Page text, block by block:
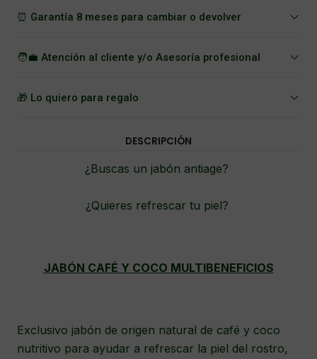
⏰ Garantía 8 meses para cambiar o devolver
🧑‍💼 Atención al cliente y/o Asesoría profesional
🎁 Lo quiero para regalo
DESCRIPCIÓN
¿Buscas un jabón antiage?
¿Quieres refrescar tu piel?
JABÓN CAFÉ Y COCO MULTIBENEFICIOS
Exclusivo jabón de origen natural de café y coco
nutritivo para ayudar a refrescar la piel del rostro,